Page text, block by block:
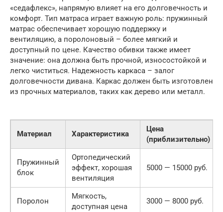
«седафлекс», напрямую влияет на его долговечность и
комфорт. Тип матраса играет важную роль: пружинный
матрас обеспечивает хорошую поддержку и
вентиляцию, а поролоновый – более мягкий и
доступный по цене. Качество обивки также имеет
значение: она должна быть прочной, износостойкой и
легко чиститься. Надежность каркаса – залог
долговечности дивана. Каркас должен быть изготовлен
из прочных материалов, таких как дерево или металл.
Материал Характеристика
Цена
(приблизительно)
Пружинный
блок
Ортопедический
эффект, хорошая
вентиляция
5000 — 15000 руб.
Поролон
Мягкость,
доступная цена
3000 — 8000 руб.